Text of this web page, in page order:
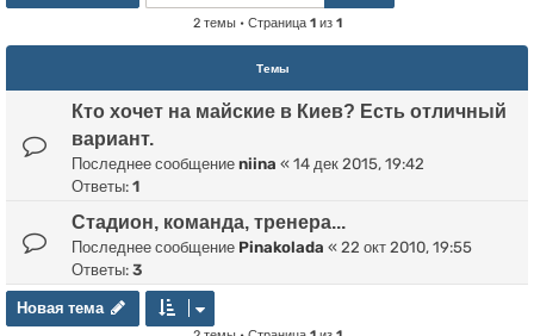
2 темы • Страница 1из 1
Темы
Кто хочет на майские в Киев? Есть отличный
вариант.
Последнее сообщение niina « 14 дек 2015, 19:42
Ответы: 1
Стадион, команда, тренера...
Последнее сообщение Pinakolada « 22 окт 2010, 19:55
Ответы: 3
Новая тема
Новая тема